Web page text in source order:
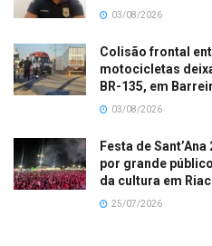
03/08/2026
Colisão frontal
motocicletas
BR-135, em
03/08/2026
Festa de
por grande
da cultura em
25/07/2026